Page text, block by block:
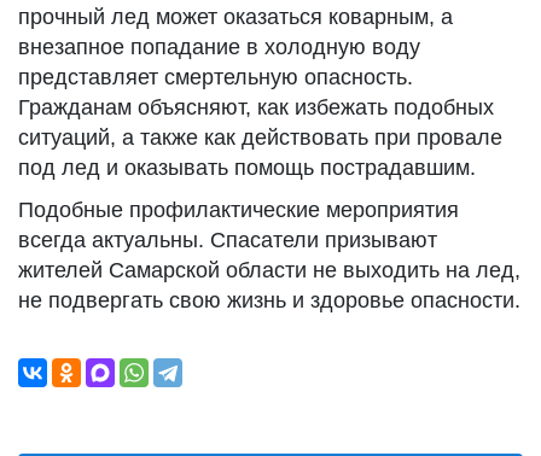
прочный лед может оказаться коварным, а
внезапное попадание в холодную воду
представляет смертельную опасность.
Гражданам объясняют, как избежать подобных
ситуаций, а также как действовать при провале
под лед и оказывать помощь пострадавшим.
Подобные профилактические мероприятия
всегда актуальны. Спасатели призывают
жителей Самарской области не выходить на лед,
не подвергать свою жизнь и здоровье опасности.